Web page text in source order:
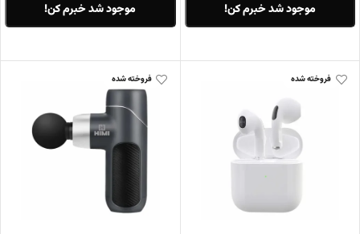
موجود شد خبرم کن!
موجود شد خبرم کن!
فروخته شده فروخته شده